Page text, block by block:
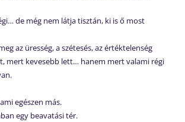
de még nem látja tisztán, ki is ő most
az üresség, a szétesés, az értéktelenség
mert kevesebb lett… hanem mert valami régi
egészen más.
egy beavatási tér.